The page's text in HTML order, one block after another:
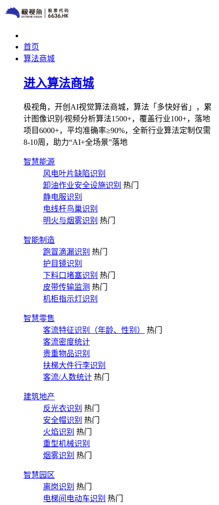
首页
算法商城
进入算法商城
极视角，开创AI视觉算法商城，算法「多快好省」，累
计图像识别/视频分析算法1500+，覆盖行业100+，落地
项目6000+，平均准确率≥90%，全新行业算法定制仅需
8-10周，助力“AI+全场景”落地
智慧能源
风电叶片缺陷识别
卸油作业安全设施识别 热门
静电服识别
电线杆鸟巢识别
明火与烟雾识别 热门
智能制造
跑冒滴漏识别 热门
护目镜识别
下料口堵塞识别 热门
皮带传输监测 热门
机柜指示灯识别
智慧零售
客流特征识别（年龄、性别）
热门
客流密度统计
贵重物品识别
扶梯大件行李识别
客流/人数统计 热门
建筑地产
反光衣识别 热门
安全帽识别 热门
火焰识别 热门
重型机械识别
烟雾识别 热门
智慧园区
离岗识别 热门
电梯间电动车识别 热门